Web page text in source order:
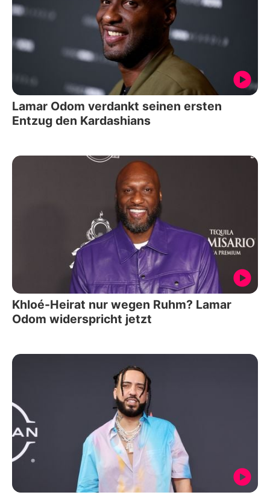
Lamar Odom verdankt seinen ersten
Entzug den Kardashians
Khloé-Heirat nur wegen Ruhm? Lamar
Odom widerspricht jetzt